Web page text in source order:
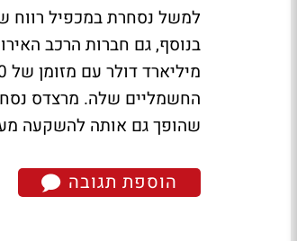
שהופך גם אותה להשקעה
הוספת תגובה